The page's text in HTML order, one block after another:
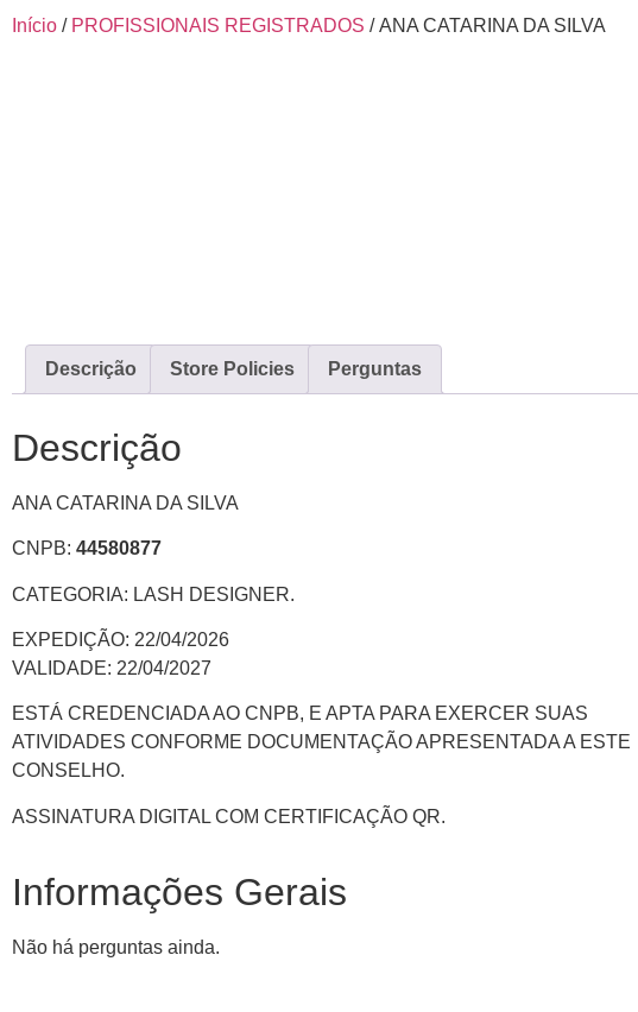
Início / PROFISSIONAIS REGISTRADOS / ANA CATARINA DA SILVA
Descrição Store Policies Perguntas
Descrição
ANA CATARINA DA SILVA
CNPB: 44580877
CATEGORIA: LASH DESIGNER.
EXPEDIÇÃO: 22/04/2026
VALIDADE: 22/04/2027
ESTÁ CREDENCIADA AO CNPB, E APTA PARA EXERCER SUAS
ATIVIDADES CONFORME DOCUMENTAÇÃO APRESENTADA A ESTE
CONSELHO.
ASSINATURA DIGITAL COM CERTIFICAÇÃO QR.
Informações Gerais
Não há perguntas ainda.